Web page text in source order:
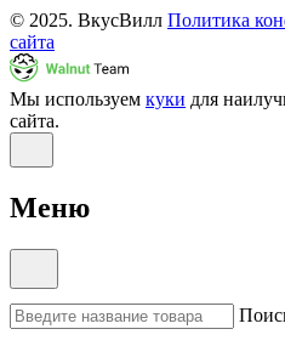
© 2025. ВкусВилл Политика
сайта
Мы используем куки для
сайта.
Меню